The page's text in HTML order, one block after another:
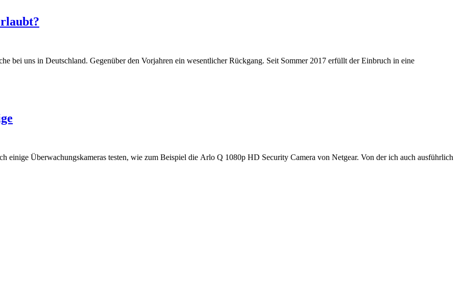
bei uns in Deutschland. Gegenüber den Vorjahren ein wesentlicher Rückgang. Seit Sommer 2017 erfüllt der Einbruch in eine
einige Überwachungskameras testen, wie zum Beispiel die Arlo Q 1080p HD Security Camera von Netgear. Von der ich auch ausführlich